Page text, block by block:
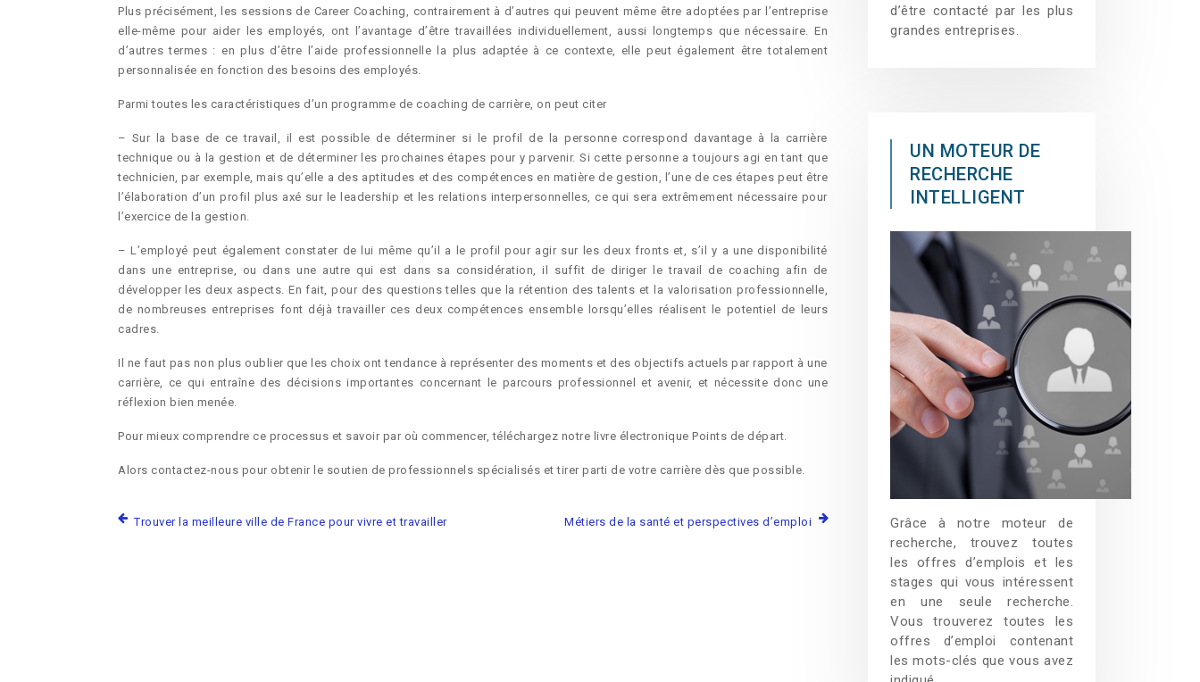
Plus précisément, les sessions de Career Coaching, contrairement à d’autres qui peuvent même être adoptées par l’entreprise
elle-même pour aider les employés, ont l’avantage d’être travaillées individuellement, aussi longtemps que nécessaire. En
d’autres termes : en plus d’être l’aide professionnelle la plus adaptée à ce contexte, elle peut également être totalement
personnalisée en fonction des besoins des employés.
Parmi toutes les caractéristiques d’un programme de coaching de carrière, on peut citer
– Sur la base de ce travail, il est possible de déterminer si le profil de la personne correspond davantage à la carrière
technique ou à la gestion et de déterminer les prochaines étapes pour y parvenir. Si cette personne a toujours agi en tant que
technicien, par exemple, mais qu’elle a des aptitudes et des compétences en matière de gestion, l’une de ces étapes peut être
l’élaboration d’un profil plus axé sur le leadership et les relations interpersonnelles, ce qui sera extrêmement nécessaire pour
l’exercice de la gestion.
– L’employé peut également constater de lui même qu’il a le profil pour agir sur les deux fronts et, s’il y a une disponibilité
dans une entreprise, ou dans une autre qui est dans sa considération, il suffit de diriger le travail de coaching afin de
développer les deux aspects. En fait, pour des questions telles que la rétention des talents et la valorisation professionnelle,
de nombreuses entreprises font déjà travailler ces deux compétences ensemble lorsqu’elles réalisent le potentiel de leurs
cadres.
Il ne faut pas non plus oublier que les choix ont tendance à représenter des moments et des objectifs actuels par rapport à une
carrière, ce qui entraîne des décisions importantes concernant le parcours professionnel et avenir, et nécessite donc une
réflexion bien menée.
Pour mieux comprendre ce processus et savoir par où commencer, téléchargez notre livre électronique Points de départ.
Alors contactez-nous pour obtenir le soutien de professionnels spécialisés et tirer parti de votre carrière dès que possible.
Trouver la meilleure ville de France pour vivre et travailler Métiers de la santé et perspectives d’emploi
d’être contacté par les plus
grandes entreprises.
UN MOTEUR DE
RECHERCHE
INTELLIGENT
Grâce à notre moteur de
recherche, trouvez toutes
les offres d’emplois et les
stages qui vous intéressent
en une seule recherche.
Vous trouverez toutes les
offres d’emploi contenant
les mots-clés que vous avez